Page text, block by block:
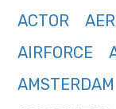
ACTOR
AIRFORCE
AMSTERDAM